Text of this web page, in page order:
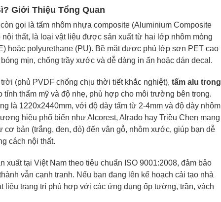
Giới Thiệu Tổng Quan
gọi là tấm nhôm nhựa composite (Aluminium Composite
nội thất, là loại vật liệu được sản xuất từ hai lớp nhôm mỏng
hoặc polyurethane (PU). Bề mặt được phủ lớp sơn PET cao
mịn, chống trầy xước và dễ dàng in ấn hoặc dán decal.
(phủ PVDF chống chịu thời tiết khắc nghiệt), tấm alu trong
tính thẩm mỹ và độ nhẹ, phù hợp cho môi trường bên trong.
là 1220x2440mm, với độ dày tấm từ 2-4mm và độ dày nhôm
hiệu phổ biến như Alcorest, Alrado hay Triều Chen mang
cơ bản (trắng, đen, đỏ) đến vân gỗ, nhôm xước, giúp bạn dễ
cách nội thất.
xuất tại Việt Nam theo tiêu chuẩn ISO 9001:2008, đảm bảo
vẫn cạnh tranh. Nếu bạn đang lên kế hoạch cải tạo nhà
liệu trang trí phù hợp với các ứng dụng ốp tường, trần, vách